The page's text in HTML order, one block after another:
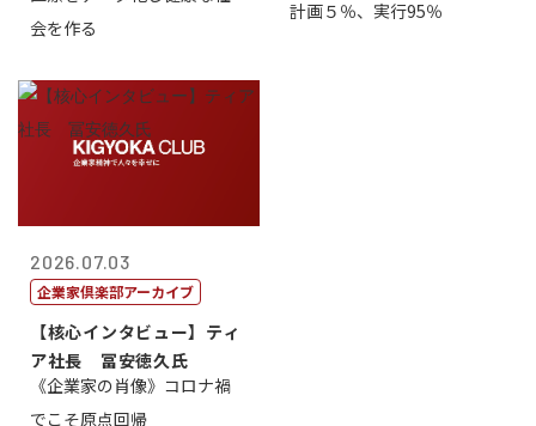
会を作る
計画５％、実行95％
2026.07.03
企業家倶楽部アーカイブ
【核心インタビュー】ティ
ア社長 冨安徳久氏
《企業家の肖像》コロナ禍
でこそ原点回帰